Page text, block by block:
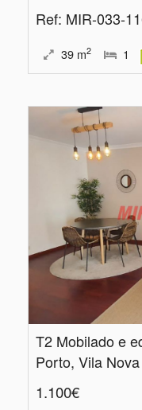
Ref: MIR-033-
39 m2 1
T2 Mobilado e
Porto, Vila
1.100€